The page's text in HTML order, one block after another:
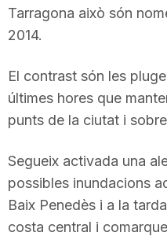
Tarragona això són
2014.
El contrast són les
últimes hores que
punts de la ciutat i
Segueix activada una
possibles inundacions
Baix Penedès i a la
costa central i